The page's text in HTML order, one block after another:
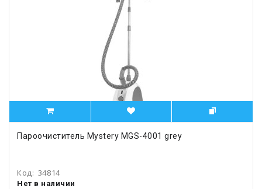
Пароочиститель Mystery MGS-4001 grey
Код: 34814
Нет в наличии